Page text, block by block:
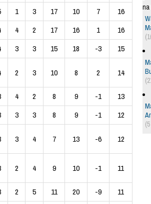
1 3 17 10 7
16
4 2 17 16 1
16
3 3 15 18 -3 15
2 3 10 8 2 14
4 2 8 9 -1
13
3 3 8 9 -1 12
3 4 7 13 -6 12
2 4 9 10 -1 11
2 5 11 20 -9
11
na